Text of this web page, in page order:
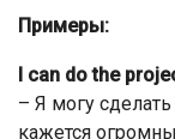
Примеры:
I can do the
– Я могу сделать
кажется